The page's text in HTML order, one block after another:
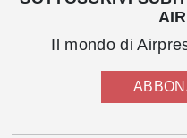
Il mondo di